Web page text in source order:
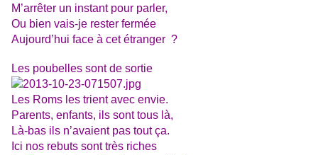
M’arrêter un instant pour parler,
Ou bien vais-je rester fermée
Aujourd’hui face à cet étranger ?
Les poubelles sont de sortie
Les Roms les trient avec envie.
Parents, enfants, ils sont tous là,
Là-bas ils n’avaient pas tout ça.
Ici nos rebuts sont très riches